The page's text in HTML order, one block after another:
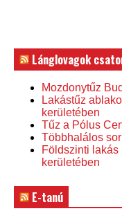
Lánglovagok
Mozdonytűz
Lakástűz
kerületében
Tűz a Pólus
Többhalálos
Földszinti lakás
kerületében
E-tanú